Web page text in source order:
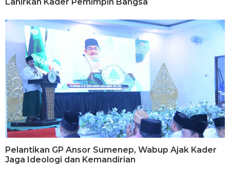
Pelantikan GP Ansor Sumenep, Wabup Ajak Kader
Jaga Ideologi dan Kemandirian